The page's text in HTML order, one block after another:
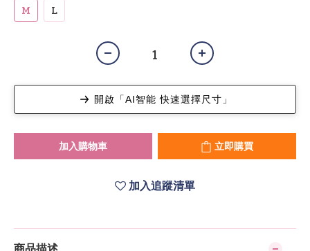
M L
開啟「AI智能 快速選擇尺寸」
加入購物車 立即購買
加入追蹤清單